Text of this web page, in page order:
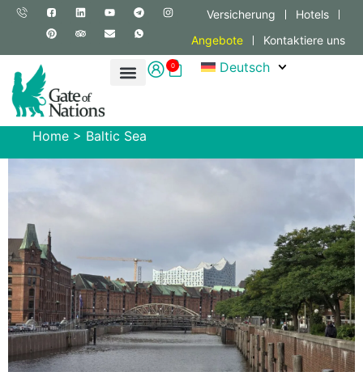
Versicherung
Hotels
Angebote
Kontaktiere uns
0 Deutsch
Home > Baltic Sea